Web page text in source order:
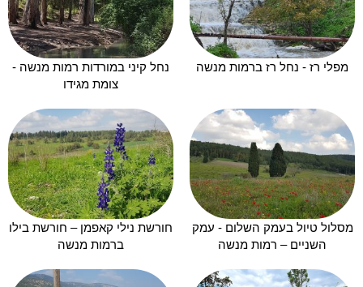
מפלי רז - נחל רז ברמות מנשה
נחל קיני במורדות רמות מנשה -
צומת מגידו
מסלול טיול בעמק השלום - עמק
השניים – רמות מנשה
חורשת נילי קאפמן – חורשת בילו
ברמות מנשה